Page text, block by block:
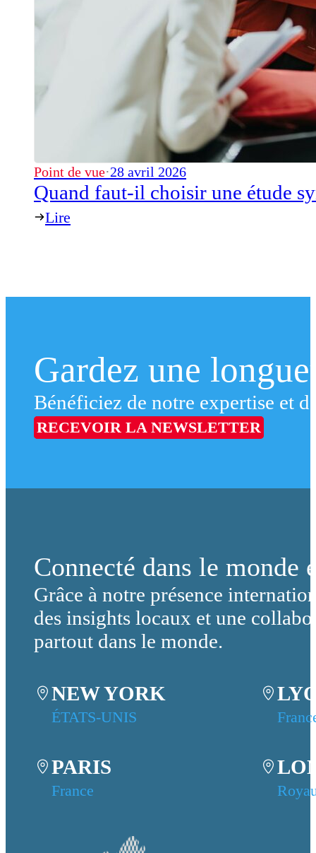
Point de vue·28 avril 2026
Quand faut-il choisir une étude
Lire
Gardez une
Bénéficiez de notre expertise et
RECEVOIR LA NEWSLETTER
Connecté dans le monde
Grâce à notre présence
des insights locaux et une
partout dans le monde.
NEW YORK
ÉTATS-UNIS
PARIS
France